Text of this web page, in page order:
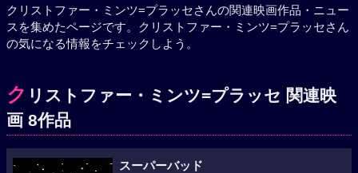
クリストファー・ミンツ=プラッセさんの関連映画作品・ニュー
スを集めたページです。クリストファー・ミンツ=プラッセさん
の気になる情報をチェックしよう。
ク リストファー・ミンツ=プラッセ 関連映
画 8作品
スーパーバッド